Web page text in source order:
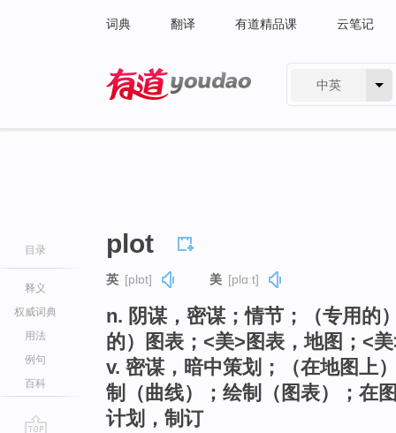
词典 翻译 有道精品课 云笔记
中英
目录
释义
权威词典
用法
例句
百科
plot
英 [plɒt] 美 [plɑːt]
n. 阴谋，密谋；情节；（专用的
的）图表；<美>图表，地图；<
v. 密谋，暗中策划；（在地图上
制（曲线）；绘制（图表）；在
计划，制订